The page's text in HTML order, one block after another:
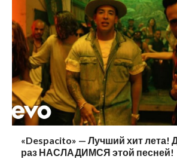
«Despacito» — Лучший хит лета!
раз НАСЛАДИМСЯ этой песней!